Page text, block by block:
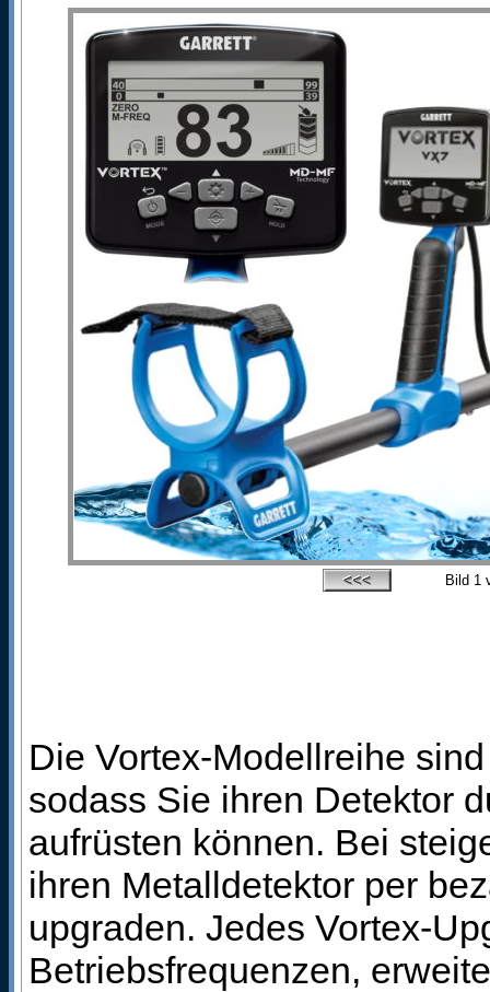
Bild 1
Die Vortex-Modellreihe
sodass Sie ihren Detektor
aufrüsten können. Bei
ihren Metalldetektor per
upgraden. Jedes Vortex-
Betriebsfrequenzen,